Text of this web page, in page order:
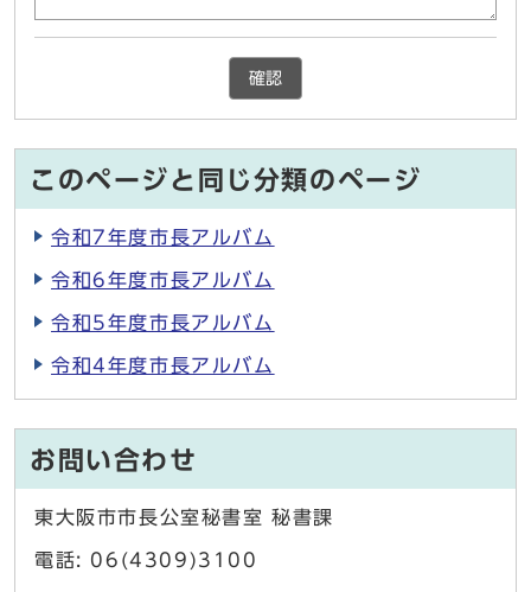
確認
このページと同じ分類のページ
令和7年度市長アルバム
令和6年度市長アルバム
令和5年度市長アルバム
令和4年度市長アルバム
お問い合わせ
東大阪市市長公室秘書室 秘書課
電話: 06(4309)3100